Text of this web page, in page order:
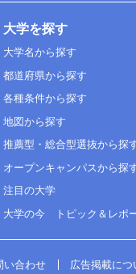
大学を探す
大学名から探す
都道府県から探す
各種条件から探す
地図から探す
推薦型・総合型選抜から探
オープンキャンパスから探
注目の大学
大学の今 トピック＆レポ
い合わせ 広告掲載につ